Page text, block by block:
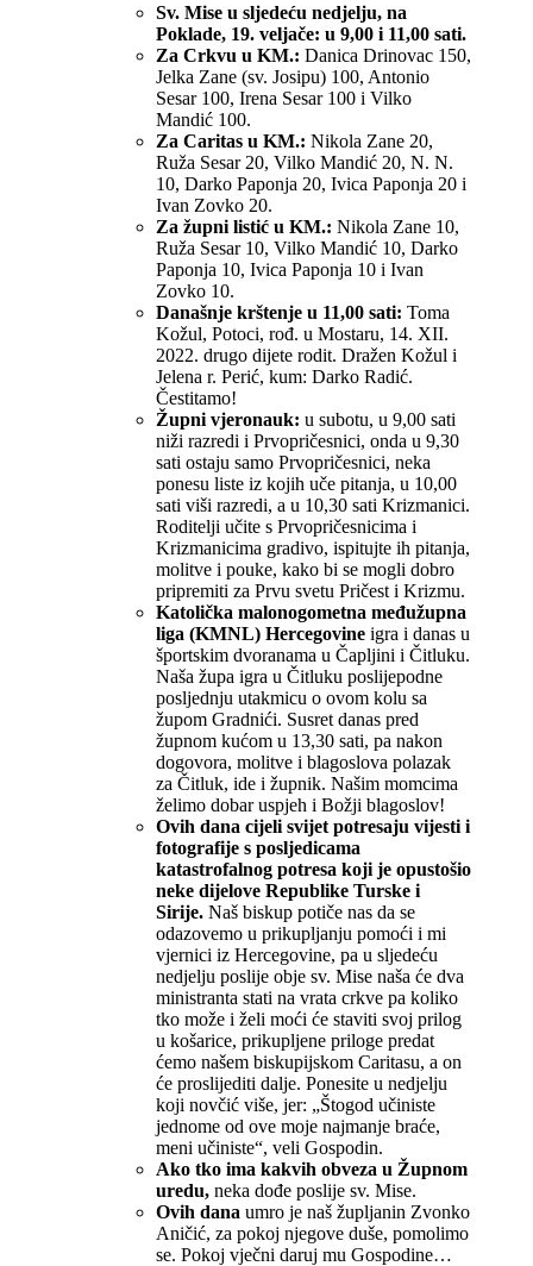
Sv. Mise u sljedeću nedjelju, na
Poklade, 19. veljače: u 9,00 i 11,00 sati.
Za Crkvu u KM.: Danica Drinovac 150,
Jelka Zane (sv. Josipu) 100, Antonio
Sesar 100, Irena Sesar 100 i Vilko
Mandić 100.
Za Caritas u KM.: Nikola Zane 20,
Ruža Sesar 20, Vilko Mandić 20, N. N.
10, Darko Paponja 20, Ivica Paponja 20 i
Ivan Zovko 20.
Za župni listić u KM.: Nikola Zane 10,
Ruža Sesar 10, Vilko Mandić 10, Darko
Paponja 10, Ivica Paponja 10 i Ivan
Zovko 10.
Današnje krštenje u 11,00 sati: Toma
Kožul, Potoci, rođ. u Mostaru, 14. XII.
2022. drugo dijete rodit. Dražen Kožul i
Jelena r. Perić, kum: Darko Radić.
Čestitamo!
Župni vjeronauk: u subotu, u 9,00 sati
niži razredi i Prvopričesnici, onda u 9,30
sati ostaju samo Prvopričesnici, neka
ponesu liste iz kojih uče pitanja, u 10,00
sati viši razredi, a u 10,30 sati Krizmanici.
Roditelji učite s Prvopričesnicima i
Krizmanicima gradivo, ispitujte ih pitanja,
molitve i pouke, kako bi se mogli dobro
pripremiti za Prvu svetu Pričest i Krizmu.
Katolička malonogometna međužupna
liga (KMNL) Hercegovine igra i danas u
športskim dvoranama u Čapljini i Čitluku.
Naša župa igra u Čitluku poslijepodne
posljednju utakmicu o ovom kolu sa
župom Gradnići. Susret danas pred
župnom kućom u 13,30 sati, pa nakon
dogovora, molitve i blagoslova polazak
za Čitluk, ide i župnik. Našim momcima
želimo dobar uspjeh i Božji blagoslov!
Ovih dana cijeli svijet potresaju vijesti i
fotografije s posljedicama
katastrofalnog potresa koji je opustošio
neke dijelove Republike Turske i
Sirije. Naš biskup potiče nas da se
odazovemo u prikupljanju pomoći i mi
vjernici iz Hercegovine, pa u sljedeću
nedjelju poslije obje sv. Mise naša će dva
ministranta stati na vrata crkve pa koliko
tko može i želi moći će staviti svoj prilog
u košarice, prikupljene priloge predat
ćemo našem biskupijskom Caritasu, a on
će proslijediti dalje. Ponesite u nedjelju
koji novčić više, jer: „Štogod učiniste
jednome od ove moje najmanje braće,
meni učiniste“, veli Gospodin.
Ako tko ima kakvih obveza u Župnom
uredu, neka dođe poslije sv. Mise.
Ovih dana umro je naš župljanin Zvonko
Aničić, za pokoj njegove duše, pomolimo
se. Pokoj vječni daruj mu Gospodine…